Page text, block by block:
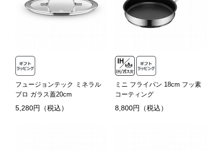
フュージョンテック ミネラル
プロ ガラス蓋20cm
5,280円（税込）
ミニ フライパン 18cm フッ素
コーティング
8,800円（税込）